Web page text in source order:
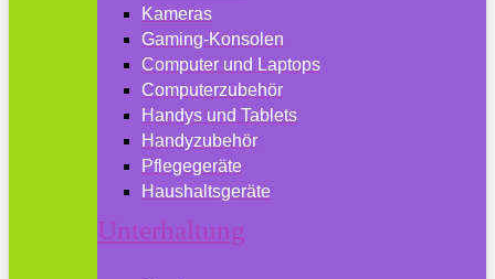
Kameras
Gaming-Konsolen
Computer und Laptops
Computerzubehör
Handys und Tablets
Handyzubehör
Pflegegeräte
Haushaltsgeräte
Unterhaltung